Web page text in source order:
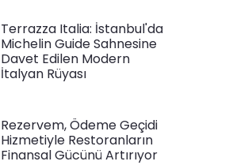
Terrazza Italia: İstanbul'da
Michelin Guide Sahnesine
Davet Edilen Modern
İtalyan Rüyası
Rezervem, Ödeme Geçidi
Hizmetiyle Restoranların
Finansal Gücünü Artırıyor